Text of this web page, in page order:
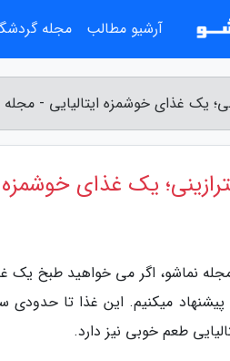
یک غذای خوشمزه ایتالیایی - مجله
یک غذای خوشمزه
نماشو، اگر می خواهید طبخ یک
پیشنهاد میکنیم. این غذا تا
طعم خوبی نیز دارد.
آرشیو مطالب مجله